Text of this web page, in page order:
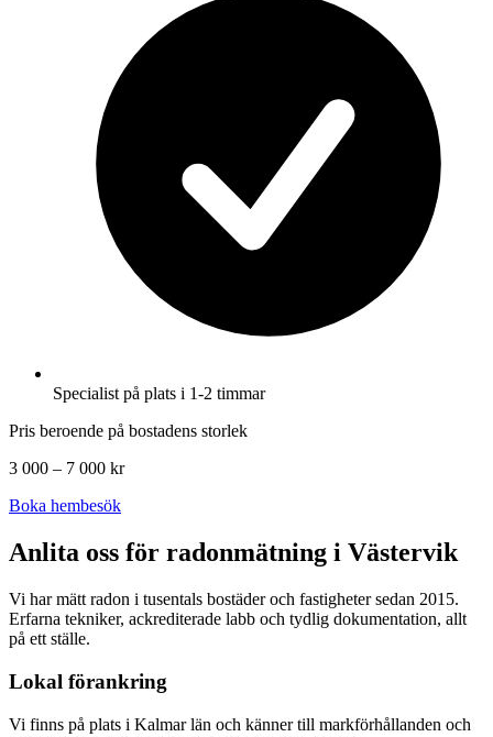
Specialist på plats i 1-2 timmar
Pris beroende på bostadens storlek
3 000 – 7 000 kr
Boka hembesök
Anlita oss för radonmätning i Västervik
Vi har mätt radon i tusentals bostäder och fastigheter sedan 2015.
Erfarna tekniker, ackrediterade labb och tydlig dokumentation, allt
på ett ställe.
Lokal förankring
Vi finns på plats i Kalmar län och känner till markförhållanden och